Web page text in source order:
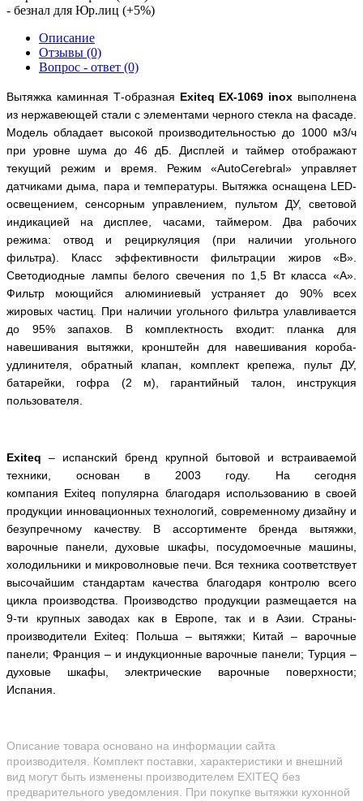
- безнал для Юр.лиц (+5%)
Описание
Отзывы (0)
Вопрос - ответ (0)
Вытяжка каминная Т-образная Exiteq EX-1069 inox выполнена
из нержавеющей стали с элементами черного стекла на фасаде.
Модельобладает высокой производительностью до 1000 м3/ч
при уровне шума до 46 дБ. Дисплей и таймер отображают
текущий режим и время. Режим «AutoCerebral» управляет
датчиками дыма, пара и температуры. Вытяжка оснащена LED-
освещением, сенсорным управлением, пультом ДУ, световой
индикацией на дисплее, часами, таймером.
Два рабочих
режима: отвод и рециркуляция (при наличии угольного
фильтра). Класс эффективности фильтрации жиров «В».
Светодиодные лампы белого свечения по 1,5 Вт класса «А».
Фильтр моющийся алюминиевый устраняет до 90% всех
жировых частиц. При наличии угольного фильтра улавливается
до 95% запахов. В комплектность входит: планка для
навешивания вытяжки, кронштейн для навешивания короба-
удлинителя, обратный клапан, комплект крепежа, пульт ДУ,
батарейки, гофра (2 м), гарантийный талон, инструкция
пользователя.
Exiteq – испанский бренд крупной бытовой и встраиваемой
техники, основан в 2003 году. На сегодня
компания Exiteq популярна благодаря использованию в своей
продукции инновационных технологий, современному дизайну и
безупречному качеству. В ассортименте бренда вытяжки,
варочные панели, духовые шкафы, посудомоечные машины,
холодильники и микроволновые печи. Вся техника соответствует
высочайшим стандартам качества благодаря контролю всего
цикла производства. Производство продукции размещается на
9-ти крупных заводах как в Европе, так и в Азии. Страны-
производители Exiteq: Польша – вытяжки; Китай – варочные
панели; Франция – и индукционные варочные панели; Турция –
духовые шкафы, электрические варочные поверхности;
Испания.
Описание товара основано на информации сайта
производителя. Комплект поставки, характеристики и внешний
вид могут быть изменены производителем EXITEQ без
предварительного уведомления. При покупке вытяжки кухонной